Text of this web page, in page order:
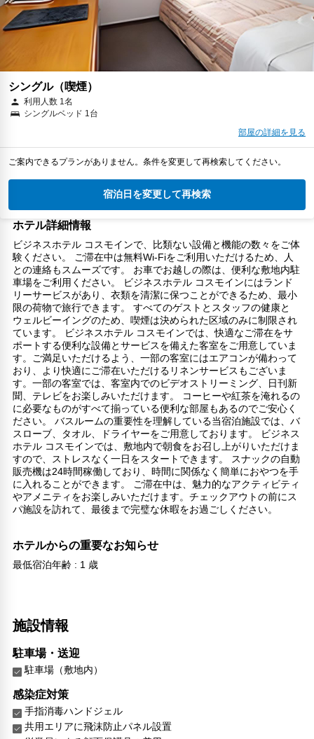
シングル（喫煙）
利用人数 1名
シングルベッド 1台
部屋の詳細を見る
ご案内できるプランがありません。条件を変更して再検索してください。
宿泊日を変更して再検索
ホテル詳細情報
ビジネスホテル コスモインで、比類ない設備と機能の数々をご体
験ください。 ご滞在中は無料Wi-Fiをご利用いただけるため、人
との連絡もスムーズです。 お車でお越しの際は、便利な敷地内駐
車場をご利用ください。 ビジネスホテル コスモインにはランド
リーサービスがあり、衣類を清潔に保つことができるため、最小
限の荷物で旅行できます。 すべてのゲストとスタッフの健康と
ウェルビーイングのため、喫煙は決められた区域のみに制限され
ています。 ビジネスホテル コスモインでは、快適なご滞在をサ
ポートする便利な設備とサービスを備えた客室をご用意していま
す。ご満足いただけるよう、一部の客室にはエアコンが備わって
おり、より快適にご滞在いただけるリネンサービスもございま
す。一部の客室では、客室内でのビデオストリーミング、日刊新
聞、テレビをお楽しみいただけます。 コーヒーや紅茶を淹れるの
に必要なものがすべて揃っている便利な部屋もあるのでご安心く
ださい。 バスルームの重要性を理解している当宿泊施設では、バ
スローブ、タオル、ドライヤーをご用意しております。 ビジネス
ホテル コスモインでは、敷地内で朝食をお召し上がりいただけま
すので、ストレスなく一日をスタートできます。 スナックの自動
販売機は24時間稼働しており、時間に関係なく簡単におやつを手
に入れることができます。 ご滞在中は、魅力的なアクティビティ
やアメニティをお楽しみいただけます。チェックアウトの前にス
パ施設を訪れて、最後まで完璧な休暇をお過ごしください。
ホテルからの重要なお知らせ
最低宿泊年齢 : 1 歳
施設情報
駐車場・送迎
駐車場（敷地内）
感染症対策
手指消毒ハンドジェル
共用エリアに飛沫防止パネル設置